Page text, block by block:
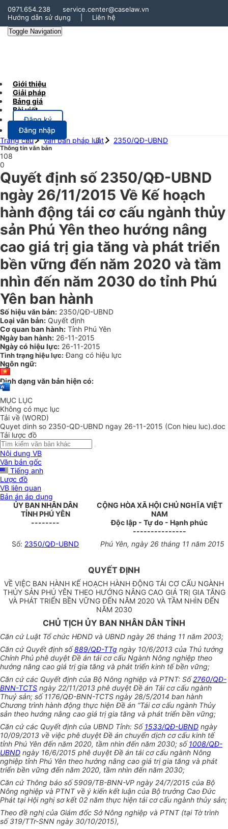
0971.654.238
service.center@caselaw.vn
Hướng dẫn sử dụng
Liên hệ
Toggle Navigation
Giới thiệu
Giải pháp
Bảng giá
Bài viết
Đăng ký
Đăng nhập
Trang chủ
Văn bản pháp luật 2350/QĐ-UBND
Thông tin văn bản
108
0
Quyết định số 2350/QĐ-UBND
ngày 26/11/2015 Về Kế hoạch
hành động tái cơ cấu ngành thủy
sản Phú Yên theo hướng nâng
cao giá trị gia tăng và phát triển
bền vững đến năm 2020 và tầm
nhìn đến năm 2030 do tỉnh Phú
Yên ban hành
Số hiệu văn bản: 2350/QĐ-UBND
Loại văn bản: Quyết định
Cơ quan ban hành: Tỉnh Phú Yên
Ngày ban hành: 26-11-2015
Ngày có hiệu lực: 26-11-2015
Tình trạng hiệu lực: Đang có hiệu lực
Ngôn ngữ:
Định dạng văn bản hiện có:
MỤC LỤC
Không có mục lục
Tải về (WORD)
Quyet dinh so 2350-QD-UBND ngay 26-11-2015 (Con hieu luc).doc
Tải lược đồ
Nội dung VB
Văn bản gốc
Tiếng anh
Lược đồ
VB liên quan
Bản án áp dụng
ỦY BAN NHÂN DÂN
TỈNH PHÚ YÊN
--------
CỘNG HÒA XÃ HỘI CHỦ NGHĨA VIỆT
NAM
Độc lập - Tự do - Hạnh phúc
---------------
Số: 2350/QĐ-UBND Phú Yên, ngày 26 tháng 11 năm 2015
QUYẾT ĐỊNH
VỀ VIỆC BAN HÀNH KẾ HOẠCH HÀNH ĐỘNG TÁI CƠ CẤU NGÀNH
THỦY SẢN PHÚ YÊN THEO HƯỚNG NÂNG CAO GIÁ TRỊ GIA TĂNG
VÀ PHÁT TRIỂN BỀN VỮNG ĐẾN NĂM 2020 VÀ TẦM NHÌN ĐẾN
NĂM 2030
CHỦ TỊCH ỦY BAN NHÂN DÂN TỈNH
Căn cứ Luật Tổ chức HĐND và UBND ngày 26 tháng 11 năm 2003;
Căn cứ Quyết định số889/QĐ-TTg ngày 10/6/2013 của Thủ tướng
Chính Phủ phê duyệt Đề án tái cơ cấu Ngành Nông nghiệp theo
hướng nâng cao giá trị gia tăng và phát triển kinh tế bền vững;
Căn cứ các Quyết định của Bộ Nông nghiệp và PTNT: Số2760/QĐ-
BNN-TCTS ngày 22/11/2013 phê duyệt Đề án Tái cơ cấu ngành
Thuỷ sản; số 1176/QĐ-BNN-TCTS ngày 28/5/2014 ban hành
Chương trình hành động thực hiện Đề án “Tái cơ cấu ngành Thủy
sản theo hướng nâng cao giá trị gia tăng và phát triển bền vững;
Căn cứ các Quyết định của UBND Tỉnh: Số1533/QĐ-UBND ngày
10/09/2013 về việc phê duyệt Đề án chuyển dịch cơ cấu kinh tế
tỉnh Phú Yên đến năm 2020, tầm nhìn đến năm 2030; số1008/QĐ-
UBND ngày 16/6/2015 phê duyệt Đề án tái cơ cấu ngành Nông
nghiệp tỉnh Phú Yên theo hướng nâng cao giá trị gia tăng và phát
triển bền vững đến năm 2020, tầm nhìn đến năm 2030;
Căn cứ Thông báo số 5909/TB-BNN-VP ngày 24/7/2015 của Bộ
Nông nghiệp và PTNT về ý kiến kết luận của Bộ trưởng Cao Đức
Phát tại Hội nghị sơ kết 02 năm thực hiện tái cơ cấu ngành thủy sản;
Theo đề nghị của Giám đốc Sở Nông nghiệp và PTNT (tại Tờ trình
số 319/TTr-SNN ngày 30/10/2015),